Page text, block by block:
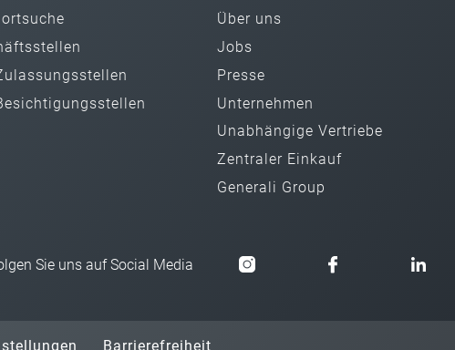
Über uns
Jobs
Presse
Unternehmen
Unabhängige Vertriebe
Zentraler Einkauf
Generali Group
Sie uns auf Social Media
Barrierefreiheit